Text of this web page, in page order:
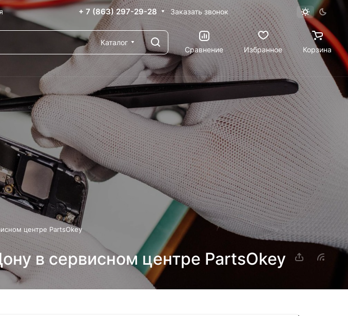
+ 7 (863) 297-29-28 Заказать звонок
Каталог
Сравнение
Избранное Корзина
центре PartsOkey
в сервисном центре PartsOkey